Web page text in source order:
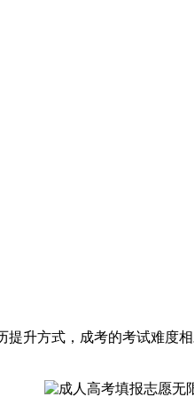
升方式，成考的考试难